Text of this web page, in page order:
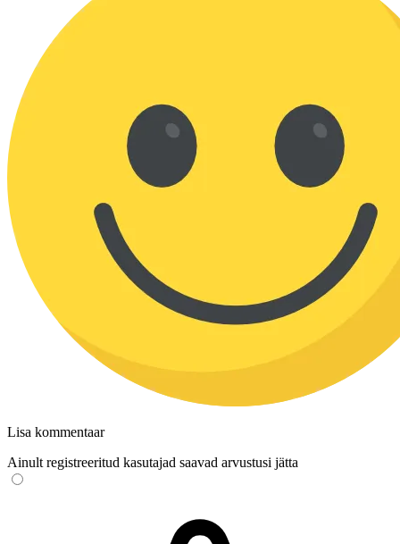
Lisa kommentaar
Ainult registreeritud kasutajad saavad arvustusi jätta